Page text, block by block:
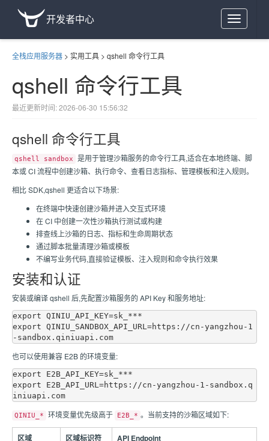
Toggle
navigation
开发者中心
全栈应用服务器 > 实用工具 > qshell 命令行工具
qshell 命令行工具
最近更新时间: 2026-06-30 15:56:32
qshell 命令行工具
qshell sandbox
是用于管理沙箱服务的命令行工具,适合在本地终端、脚
本或 CI 流程中创建沙箱、执行命令、查看日志指标、管理模板和注入规则。
相比 SDK,qshell 更适合以下场景:
在终端中快速创建沙箱并进入交互式环境
在 CI 中创建一次性沙箱执行测试或构建
排查线上沙箱的日志、指标和生命周期状态
通过脚本批量清理沙箱或模板
不编写业务代码,直接验证模板、注入规则和命令执行效果
安装和认证
安装或编译 qshell 后,先配置沙箱服务的 API Key 和服务地址:
export QINIU_API_KEY=sk_***
export QINIU_SANDBOX_API_URL=https://cn-yangzhou-1
也可以使用兼容 E2B 的环境变量:
export E2B_API_KEY=sk_***
export E2B_API_URL=https://cn-yangzhou-1-sandbox.q
QINIU_* 环境变量优先级高于 E2B_* 。当前支持的沙箱区域如下:
区域 区域标识符 API Endpoint